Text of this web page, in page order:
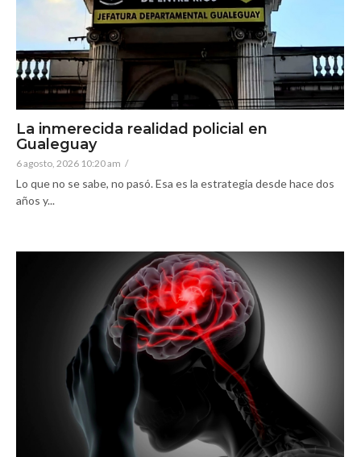
La inmerecida realidad policial en
Gualeguay
6 agosto, 2026 10:20 am /
Lo que no se sabe, no pasó. Esa es la estrategia desde hace dos
años y...